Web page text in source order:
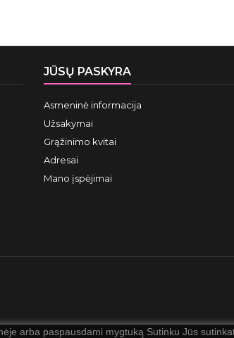
JŪSŲ PASKYRA
Asmeninė informacija
Užsakymai
Grąžinimo kvitai
Adresai
Mano įspėjimai
arba paspausdami mygtuką Sutinku Jūs